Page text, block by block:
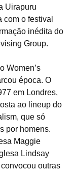
Uirapuru
com o festival
inédita do
Group.
Women’s
época. O
em Londres,
ao lineup do
que só
por homens.
Maggie
Lindsay
outras